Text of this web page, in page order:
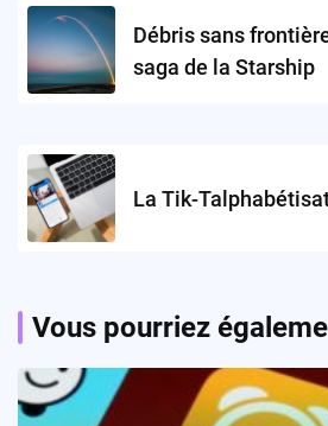
navigationDébris sans
saga de la Starship
La Tik-
Vous pourriez